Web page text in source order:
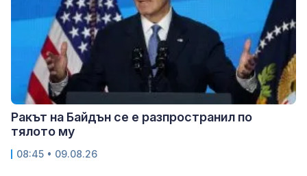
Ракът на Байдън се е разпространил по
тялото му
08:45 • 09.08.26